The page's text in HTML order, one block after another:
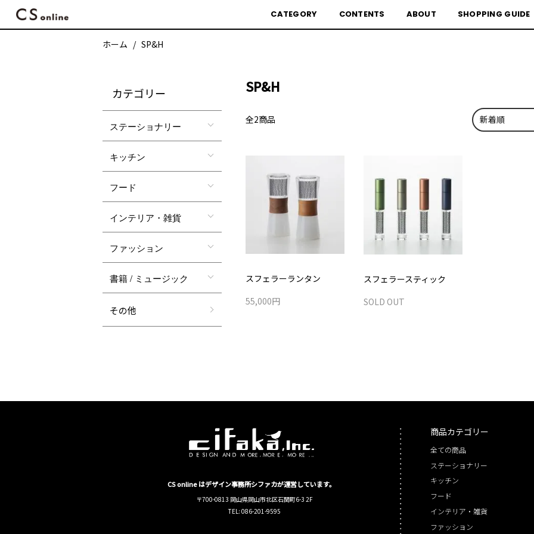
CATEGORY CONTENTS ABOUT SHOPPING GUIDE
ホーム SP&H
SP&H
全2商品
スフェラーランタン
55,000円
スフェラースティック
SOLD OUT
カテゴリー
ステーショナリー
キッチン
フード
インテリア・雑貨
ファッション
書籍 / ミュージック
その他
商品カテゴリー
全ての商品
ステーショナリー
キッチン
フード
インテリア・雑貨
ファッション
CS online はデザイン事務所シファカが運営しています。
〒700-0813 岡山県岡山市北区石関町6-3 2F
TEL: 086-201-9595